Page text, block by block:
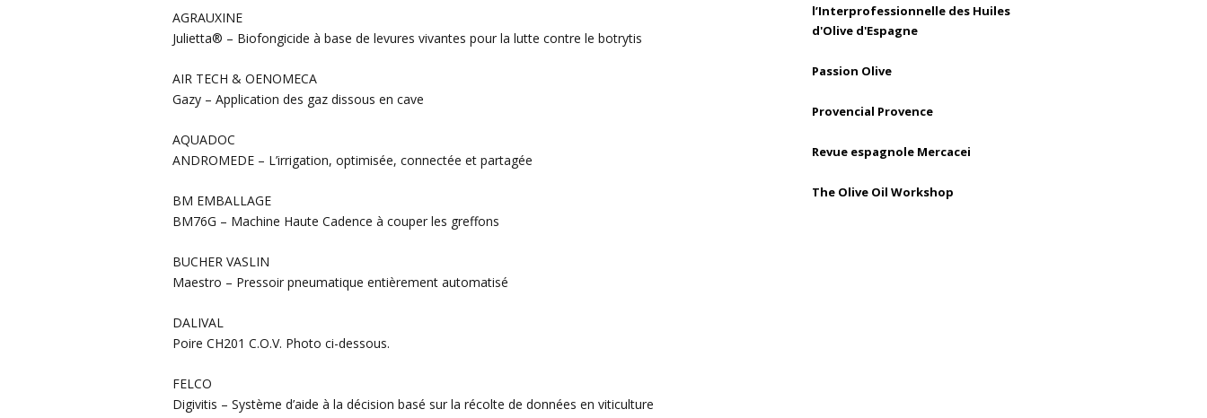
AGRAUXINE
Julietta® – Biofongicide à base de levures vivantes pour la lutte contre le botrytis
AIR TECH & OENOMECA
Gazy – Application des gaz dissous en cave
AQUADOC
ANDROMEDE – L’irrigation, optimisée, connectée et partagée
BM EMBALLAGE
BM76G – Machine Haute Cadence à couper les greffons
BUCHER VASLIN
Maestro – Pressoir pneumatique entièrement automatisé
DALIVAL
Poire CH201 C.O.V. Photo ci-dessous.
FELCO
Digivitis – Système d’aide à la décision basé sur la récolte de données en viticulture
l’Interprofessionnelle des Huiles
d'Olive d'Espagne
Passion Olive
Provencial Provence
Revue espagnole Mercacei
The Olive Oil Workshop